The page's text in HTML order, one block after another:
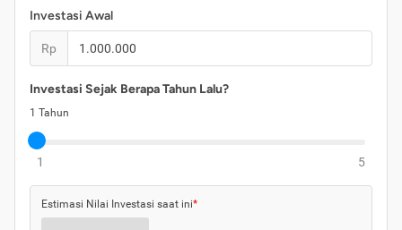
Investasi Awal
Rp
Investasi Sejak Berapa Tahun Lalu?
1 Tahun
1 5
Estimasi Nilai Investasi saat ini*